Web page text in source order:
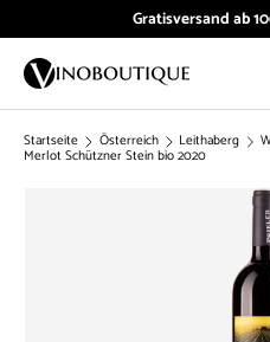
Direkt zum Inhalt
Suchen
Suchen
Startseite Österreich Leithaberg
Merlot Schützner Stein bio 2020